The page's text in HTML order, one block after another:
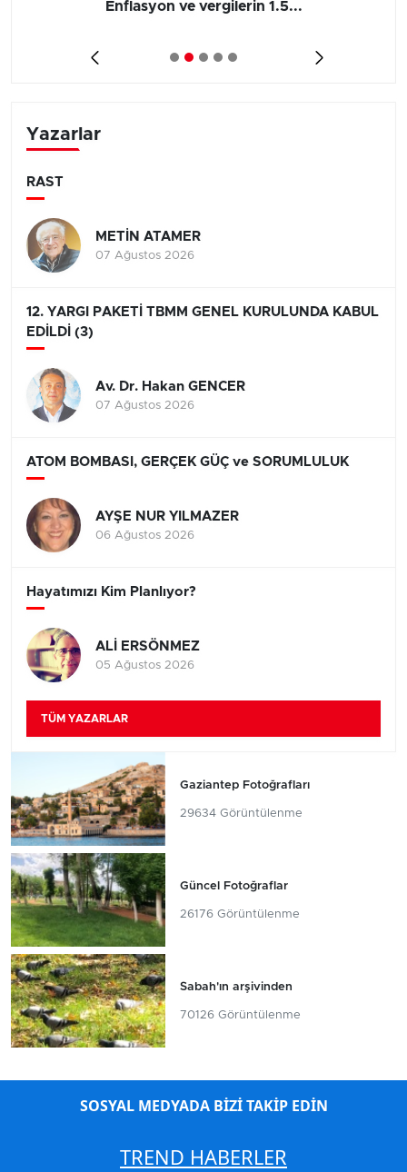
Enflasyon ve vergilerin 1.5...
Yazarlar
RAST
METİN ATAMER
07 Ağustos 2026
12. YARGI PAKETİ TBMM GENEL KURULUNDA KABUL
EDİLDİ (3)
Av. Dr. Hakan GENCER
07 Ağustos 2026
ATOM BOMBASI, GERÇEK GÜÇ ve SORUMLULUK
AYŞE NUR YILMAZER
06 Ağustos 2026
Hayatımızı Kim Planlıyor?
ALİ ERSÖNMEZ
05 Ağustos 2026
TÜM YAZARLAR
Gaziantep Fotoğrafları
29634 Görüntülenme
Güncel Fotoğraflar
26176 Görüntülenme
Sabah'ın arşivinden
70126 Görüntülenme
SOSYAL MEDYADA BİZİ TAKİP EDİN
TREND HABERLER